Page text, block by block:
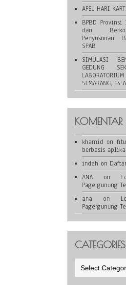
APEL HARI
BPBD
dan
Penyusunan
SPAB
SIMULASI
GEDUNG
SEMARANG, 14
khamid on
berbasis
indah on
ANAon
Pagergunung
ana on
Pagergunung
CATEGORIES
Categories